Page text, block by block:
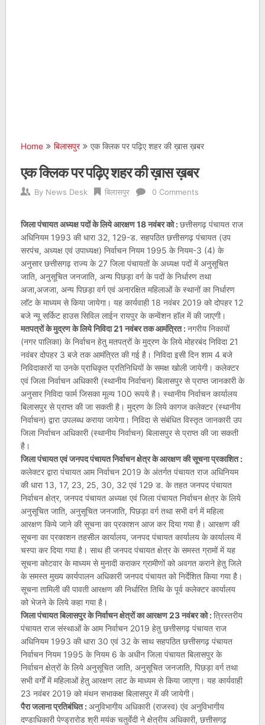
Home बिलासपुर एक क्लिक पर पढ़िए शहर की ख़ास ख़बर
एक क्लिक पर पढ़िए शहर की ख़ास ख़बर
By News Desk बिलासपुर 0 Comments
जिला पंचायत अध्यक्ष पदों के लिये आरक्षण 18 नवंबर को :छत्तीसगढ़ पंचायत राज
अधिनियम 1993 की धारा 32, 129-ड. सहपठित छत्तीसगढ़ पंचायत (उप
सरपंच, अध्यक्ष एवं उपाध्यक्ष) निर्वाचन नियम 1995 के नियम-3 (4) के
अनुसार छत्तीसगढ़ राज्य के 27 जिला पंचायतों के अध्यक्ष पदों में अनुसूचित
जाति, अनुसूचित जनजाति, अन्य पिछड़ा वर्ग के पदों के निर्धारण तथा
अजा,अजजा, अन्य पिछड़ा वर्ग एवं अनारक्षित महिलाओं के स्थानों का निर्धारण
लाॅट के माध्यम से किया जायेगा। यह कार्यवाही 18 नवंबर 2019 को दोपहर 12
बजे न्यू सर्किट हाउस सिविल लाईन रायपुर के कन्वेंशन हाॅल में की जाएगी।
मतपत्रों के मुद्रण के लिये निविदा 21 नवंबर तक आमंत्रित :नगरीय निकायों
(नगर पालिका) के निर्वाचन हेतु मतपत्रों के मुद्रण के लिये मोहरबंद निविदा 21
नवंबर दोपहर 3 बजे तक आमंत्रित की गई है। निविदा इसी दिन शाम 4 बजे
निविदाकारों या उनके प्राधिकृत प्रतिनिधियों के समक्ष खोली जायेगी। कलेक्टर
एवं जिला निर्वाचन अधिकारी (स्थानीय निर्वाचन) बिलासपुर से प्राप्त जानकारी के
अनुसार निविदा फार्म जिसका मूल्य 100 रूपये है। स्थानीय निर्वाचन कार्यालय
बिलासपुर से प्राप्त की जा सकती है। मुद्रण के लिये कागज कलेक्टर (स्थानीय
निर्वाचन) द्वारा उपलब्ध कराया जायेगा। निविदा से संबंधित विस्तृत जानकारी उप
जिला निर्वाचन अधिकारी (स्थानीय निर्वाचन) बिलासपुर से प्राप्त की जा सकती
है।
जिला पंचायत एवं जनपद पंचायत निर्वाचन क्षेत्र के आरक्षण की सूचना प्रकाशित :
कलेक्टर द्वारा पंचायत आम निर्वाचन 2019 के अंतर्गत पंचायत राज अधिनियम
की धारा 13, 17, 23, 25, 30, 32 एवं 129 ड. के तहत जनपद पंचायत
निर्वाचन क्षेत्र, जनपद पंचायत अध्यक्ष एवं जिला पंचायत निर्वाचन क्षेत्र के लिये
अनुसूचित जाति, अनुसूचित जनजाति, पिछड़ा वर्ग तथा सभी वर्ग में महिला
आरक्षण किये जाने की सूचना का प्रकाशन आज कर दिया गया है। आरक्षण की
सूचना का प्रकाशन तहसील कार्यालय, जनपद पंचायत कार्यालय के कार्यालय में
चस्पा कर दिया गया है। साथ ही जनपद पंचायत क्षेत्र के समस्त ग्रामों में यह
सूचना कोटवार के माध्यम से मुनादी कराकर ग्रामीणों को अवगत कराने हेतु जिले
के समस्त मुख्य कार्यपालन अधिकारी जनपद पंचायत को निर्देशित किया गया है।
सूचना तामिली की पावती आरक्षण की निर्धारित तिथि के पूर्व कलेक्टर कार्यालय
को भेजने के लिये कहा गया है।
जिला पंचायत बिलासपुर के निर्वाचन क्षेत्रों का आरक्षण 23 नवंबर को :त्रिस्तरीय
पंचायत राज संस्थाओं के आम निर्वाचन 2019 हेतु छत्तीसगढ़ पंचायत राज
अधिनियम 1993 की धारा 30 एवं 32 के साथ सहपठित छत्तीसगढ़ पंचायत
निर्वाचन नियम 1995 के नियम 6 के अधीन जिला पंचायत बिलासपुर के
निर्वाचन क्षेत्रों के लिये अनुसूचित जाति, अनुसूचित जनजाति, पिछड़ा वर्ग तथा
सभी वर्गों में महिलाओं हेतु आरक्षण लाट के माध्यम से किया जाएगा। यह कार्यवाही
23 नवंबर 2019 को मंथन सभाकक्ष बिलासपुर में की जायेगी।
पैरा जलाना प्रतिबंधित :अनुविभागीय अधिकारी (राजस्व) एंव अनुविभागीय
दण्डाधिकारी पेण्ड्रारोड श्री मयंक चतुर्वेदी ने क्षेत्रीय अधिकारी, छत्तीसगढ़